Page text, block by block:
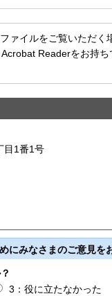
ァイルをご覧いただ
Readerをお持
目1番1号
にみなさまのご意見を
3：役に立たなかった